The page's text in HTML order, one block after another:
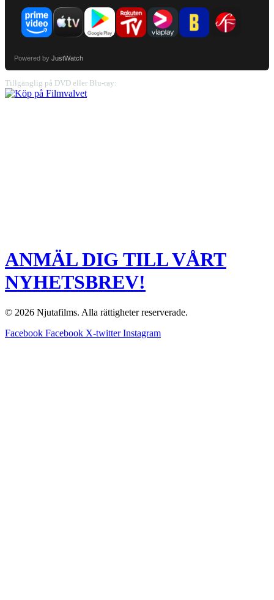
Powered by JustWatch
Tillgänglig på DVD eller Blu-ray:
ANMÄL DIG TILL VÅRT
NYHETSBREV!
© 2026 Njutafilms. Alla rättigheter reserverade.
Facebook Facebook X-twitter Instagram